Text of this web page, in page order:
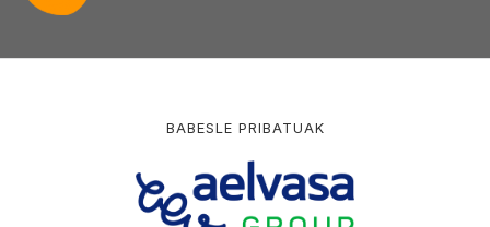
BABESLE PRIBATUAK